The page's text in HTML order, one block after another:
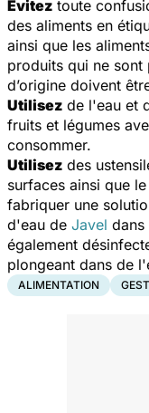
Évitez toute
des aliments en
ainsi que les
produits qui ne sont
d’origine doivent
Utilisez de l'eau et
fruits et légumes
consommer.
Utilisez des
surfaces ainsi que
fabriquer une
d'eau de Javel dans
également
plongeant dans de
ALIMENTATION